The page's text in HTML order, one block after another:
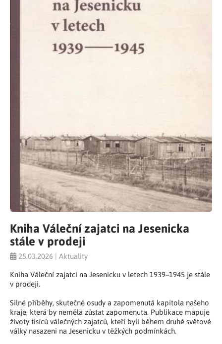
Kniha Váleční zajatci na Jesenicka
stále v prodeji
25.03.2026 | Aktuality
Kniha Váleční zajatci na Jesenicku v letech 1939–1945 je stále
v prodeji.
Silné příběhy, skutečné osudy a zapomenutá kapitola našeho
kraje, která by neměla zůstat zapomenuta. Publikace mapuje
životy tisíců válečných zajatců, kteří byli během druhé světové
války nasazeni na Jesenicku v těžkých podmínkách.